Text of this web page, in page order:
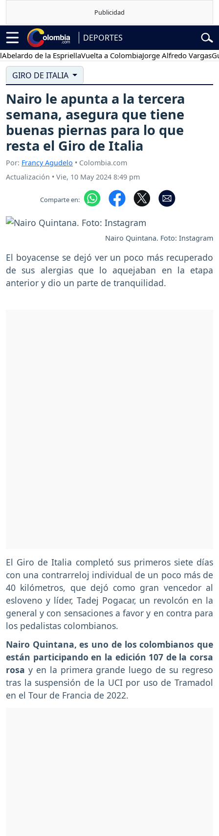
DEPORTES
de la EspriellaVuelta a ColombiaJorge Alfredo Vargas
GIRO DE ITALIA
Nairo le apunta a la tercera
semana, asegura que tiene
buenas piernas para lo que
resta el Giro de Italia
Por: Francy Agudelo • Colombia.com
Actualización • Vie, 10 May 2024 8:49 pm
Comparte en:
Nairo Quintana. Foto: Instagram
El boyacense se dejó ver un poco más recuperado
de sus alergias que lo aquejaban en la etapa
anterior y dio un parte de tranquilidad.
El Giro de Italia completó sus primeros siete días
con una contrarreloj individual de un poco más de
40 kilómetros, que dejó como gran vencedor al
esloveno y líder, Tadej Pogacar, un revolcón en la
general y con sensaciones a favor y en contra para
los pedalistas colombianos.
Nairo Quintana, es uno de los colombianos que
están participando en la edición 107 de la corsa
rosa y en la primera grande luego de su regreso
tras la suspensión de la UCI por uso de Tramadol
en el Tour de Francia de 2022.